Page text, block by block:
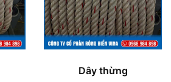
Dây thừng